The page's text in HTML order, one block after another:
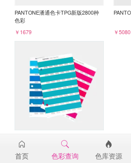
PANTONE潘通色卡TPG新版2800种
色彩
￥1679
￥5080
16-5127TPG
￥98
首页 色彩查询 色库资源